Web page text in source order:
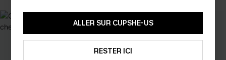
ALLER SUR CUPSHE-US
RESTER ICI